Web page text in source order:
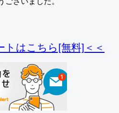
トはこちら[無料]＜＜